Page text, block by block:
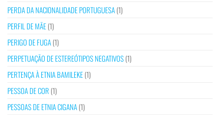
PERDA DA NACIONALIDADE PORTUGUESA(1)
PERFIL DE MÃE(1)
PERIGO DE FUGA(1)
PERPETUAÇÃO DE ESTEREÓTIPOS NEGATIVOS(1)
PERTENÇA À ETNIA BAMILEKE(1)
PESSOA DE COR (1)
PESSOAS DE ETNIA CIGANA(1)